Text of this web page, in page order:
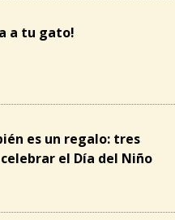
a tu gato!
es un regalo: tres
el Día del Niño